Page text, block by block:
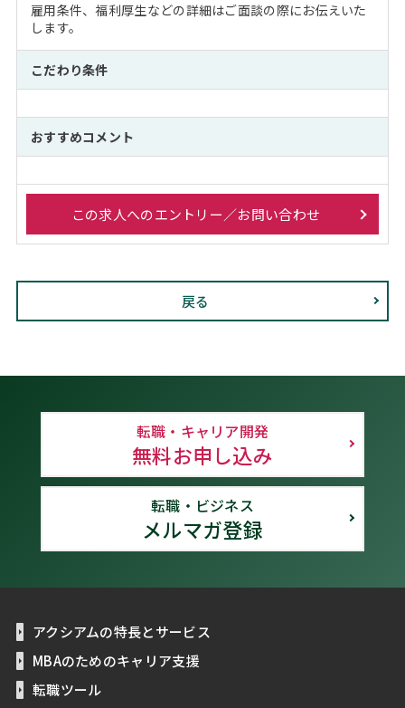
雇用条件、福利厚生などの詳細はご面談の際にお伝えいた
します。
こだわり条件
おすすめコメント
この求人へのエントリー／お問い合わせ
戻る
転職・キャリア開発
無料お申し込み
転職・ビジネス
メルマガ登録
アクシアムの特長とサービス
MBAのためのキャリア支援
転職ツール